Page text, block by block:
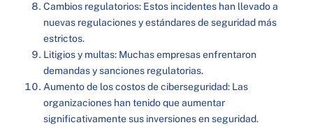
Cambios regulatorios: Estos incidentes han llevado a
nuevas regulaciones y estándares de seguridad más
estrictos.
Litigios y multas: Muchas empresas enfrentaron
demandas y sanciones regulatorias.
Aumento de los costos de ciberseguridad: Las
organizaciones han tenido que aumentar
significativamente sus inversiones en seguridad.